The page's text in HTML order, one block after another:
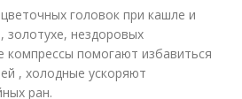
головок при кашле и
золотухе, нездоровых
компрессы помогают избавиться
, холодные ускоряют
ран.